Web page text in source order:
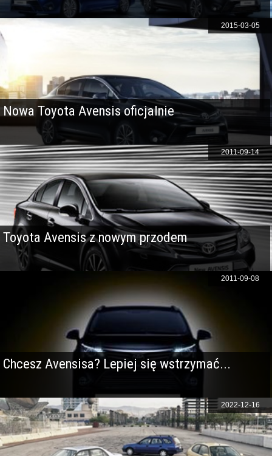
Nowa Toyota Avensis oficjalnie
2015-03-05
Toyota Avensis z nowym przodem
2011-09-14
Chcesz Avensisa? Lepiej się wstrzymać...
2011-09-08
2022-12-16